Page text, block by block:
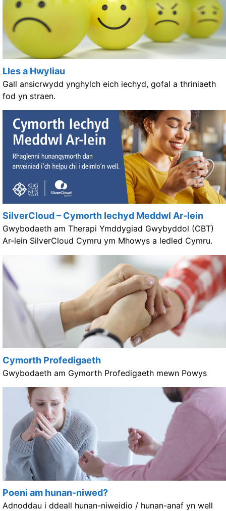
Lles a Hwyliau
Gall ansicrwydd ynghylch eich iechyd, gofal a thriniaeth
fod yn straen.
SilverCloud – Cymorth Iechyd Meddwl Ar-lein
Gwybodaeth am Therapi Ymddygiad Gwybyddol (CBT)
Ar-lein SilverCloud Cymru ym Mhowys a ledled Cymru.
Cymorth Profedigaeth
Gwybodaeth am Gymorth Profedigaeth mewn Powys
Poeni am hunan-niwed?
Adnoddau i ddeall hunan-niweidio / hunan-anaf yn well